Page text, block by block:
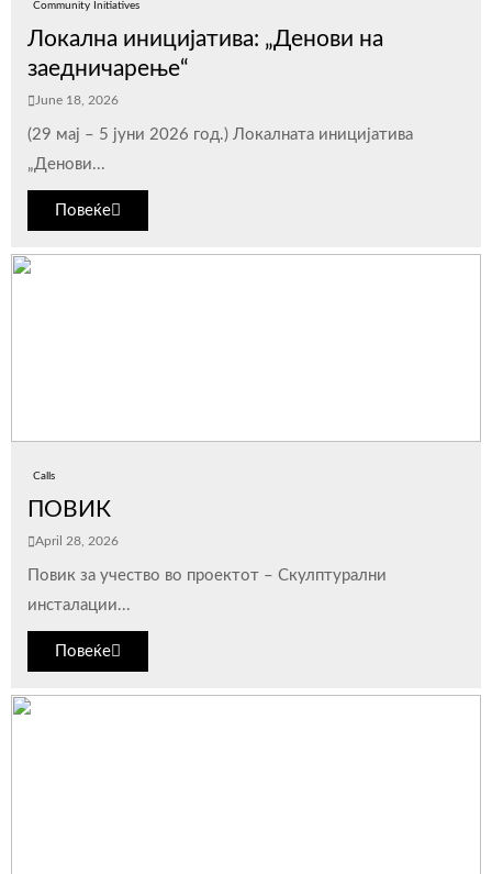
Community Initiatives
Локална иницијатива: „Денови на
заедничарење“
June 18, 2026
(29 мај – 5 јуни 2026 год.) Локалната иницијатива
„Денови...
Повеќе
Calls
ПОВИК
April 28, 2026
Повик за учество во проектот – Скулптурални
инсталации...
Повеќе